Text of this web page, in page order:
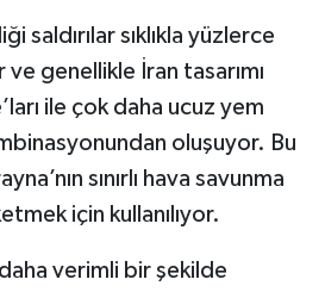
saldırılar sıklıkla yüzlerce
genellikle İran tasarımı
ile çok daha ucuz yem
oluşuyor. Bu
sınırlı hava savunma
için kullanılıyor.
verimli bir şekilde